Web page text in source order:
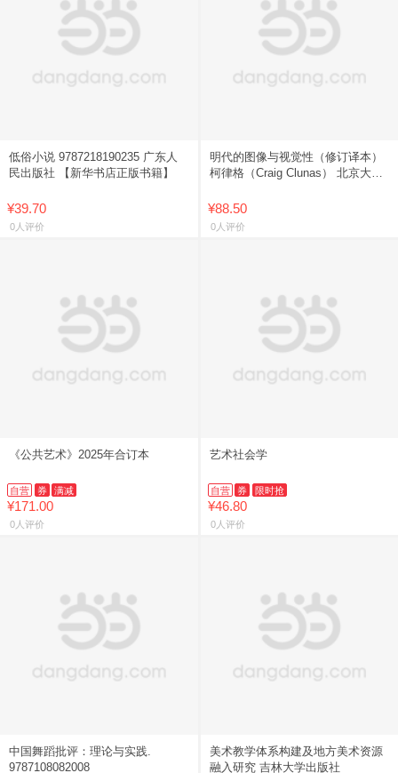
低俗小说 9787218190235 广东人
民出版社 【新华书店正版书籍】
¥39.70
0人评价
明代的图像与视觉性（修订译本）
柯律格（Craig Clunas） 北京大学
¥88.50
0人评价
《公共艺术》2025年合订本
自营 券 满减
¥171.00
0人评价
艺术社会学
自营 券 限时抢
¥46.80
0人评价
中国舞蹈批评：理论与实践.
9787108082008
美术教学体系构建及地方美术资源
融入研究 吉林大学出版社